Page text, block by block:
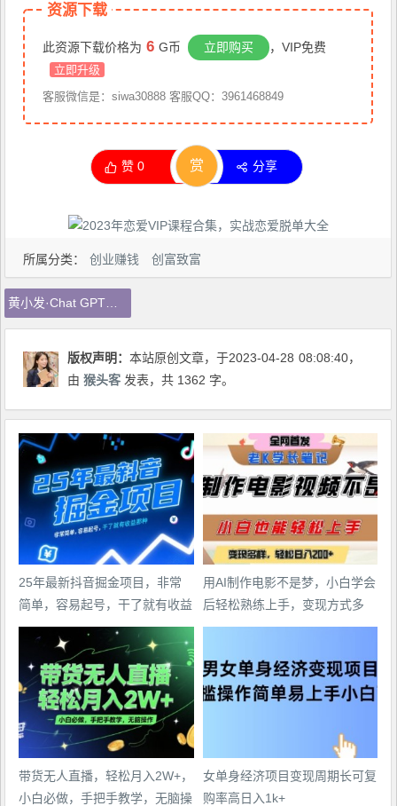
资源下载
此资源下载价格为 6 G币 立即购买 ，VIP免费
立即升级
客服微信是：siwa30888 客服QQ：3961468849
赞0 赏 分享
所属分类： 创业赚钱 创富致富
版权声明：本站原创文章，于2023-04-28 08:08:40，
由猴头客 发表，共 1362 字。
25年最新抖音掘金项目，非常
简单，容易起号，干了就有收益
那种
用AI制作电影不是梦，小白学会
后轻松熟练上手，变现方式多
样，日入2张+
带货无人直播，轻松月入2W+，
小白必做，手把手教学，无脑操
女单身经济项目变现周期长可复
购率高日入1k+